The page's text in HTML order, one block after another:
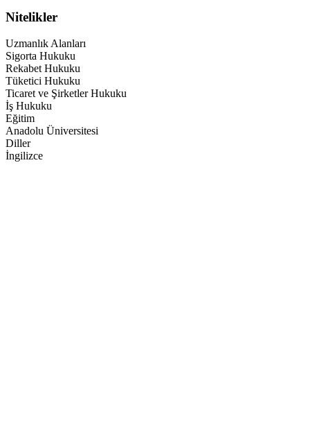
Nitelikler
Uzmanlık Alanları
Sigorta Hukuku
Rekabet Hukuku
Tüketici Hukuku
Ticaret ve Şirketler Hukuku
İş Hukuku
Eğitim
Anadolu Üniversitesi
Diller
İngilizce